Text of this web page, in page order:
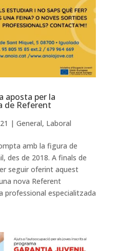
aposta per la
de Referent
| General, Laboral
amb la figura de
des de 2018. A finals de
seguir oferint aquest
nova Referent
professional especialitzada